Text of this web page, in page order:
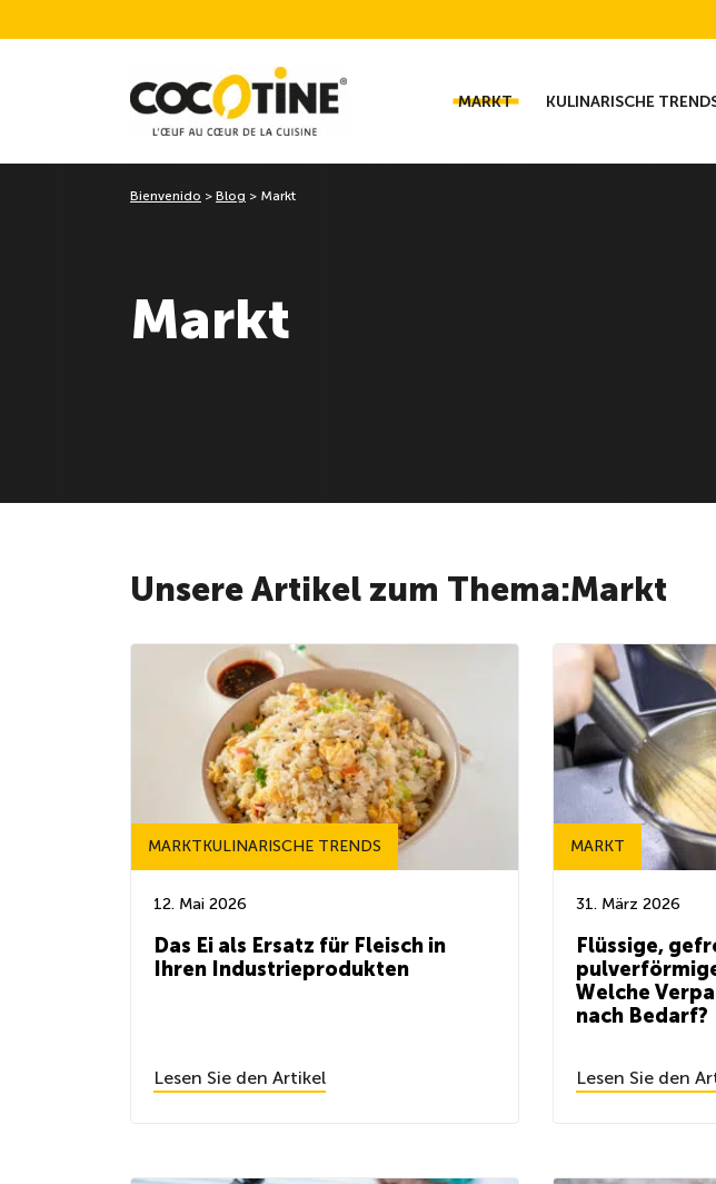
MARKT KULINARISCHE
Markt
Bienvenido > Blog > Markt
Unsere Artikel zum Thema:Markt
MARKTKULINARISCHE TRENDS
12. Mai 2026
Das Ei als Ersatz für Fleisch in
Ihren Industrieprodukten
Lesen Sie den Artikel
MARKT
31. März 2026
Flüssige,
Welche
nach Bedarf?
Lesen Sie den